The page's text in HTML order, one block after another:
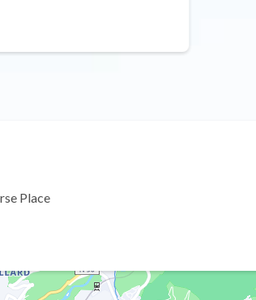
Place